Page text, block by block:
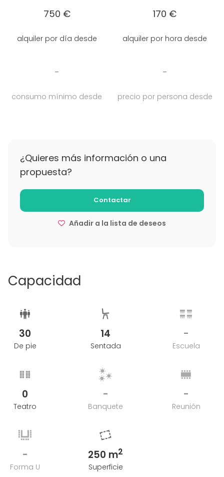
750 €
alquiler por día desde
170 €
alquiler por hora desde
-
consumo mínimo desde
-
precio por persona desde
¿Quieres más información o una
propuesta?
Contactar
Añadir a la lista de deseos
Capacidad
30
De pie
14
Sentada
-
Escuela
0
Teatro
-
Banquete
-
Reunión
-
Forma U
250 m2
Superficie